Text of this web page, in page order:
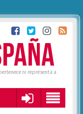
ni representa a